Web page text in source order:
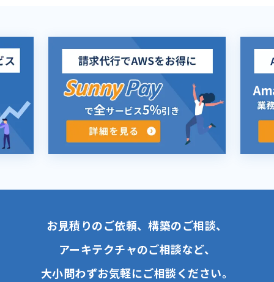
お見積りのご依頼、構築のご相談、
アーキテクチャのご相談など、
大小問わずお気軽にご相談ください。